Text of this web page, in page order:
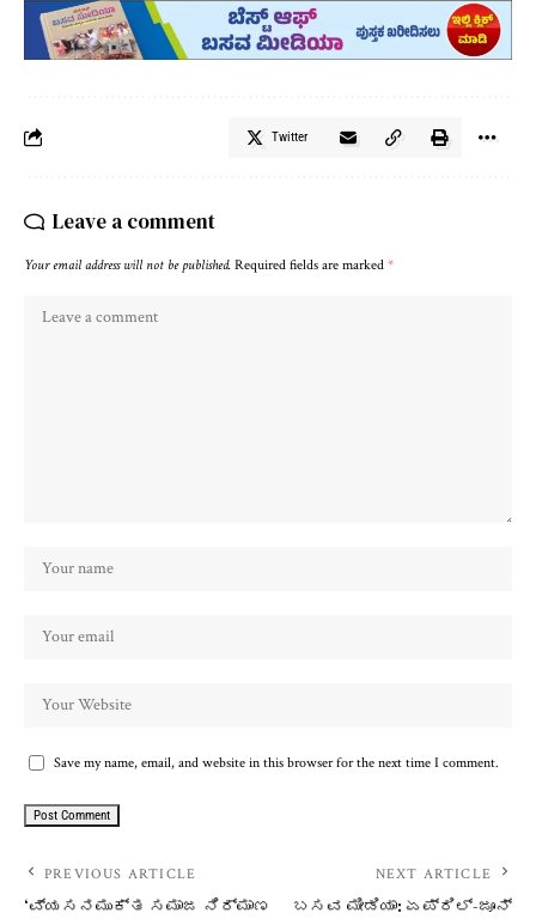
Twitter
Leave a comment
Your email address will not be published. Required fields are marked *
Save my name, email, and website in this browser for the next time I comment.
PREVIOUS ARTICLE
‘ವ್ಯಸನಮುಕ್ತ ಸಮಾಜ ನಿರ್ಮಾಣ
NEXT ARTICLE
ಬಸವ ಮೀಡಿಯಾ: ಏಪ್ರಿಲ್-ಜೂನ್